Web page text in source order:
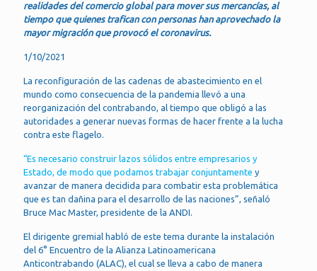
realidades del comercio global para mover sus mercancías, al
tiempo que quienes trafican con personas han aprovechado la
mayor migración que provocó el coronavirus.
1/10/2021
La reconfiguración de las cadenas de abastecimiento en el
mundo como consecuencia de la pandemia llevó a una
reorganización del contrabando, al tiempo que obligó a las
autoridades a generar nuevas formas de hacer frente a la lucha
contra este flagelo.
“Es necesario construir lazos sólidos entre empresarios y
Estado, de modo que podamos trabajar conjuntamente y
avanzar de manera decidida para combatir esta problemática
que es tan dañina para el desarrollo de las naciones”, señaló
Bruce Mac Master, presidente de la ANDI.
El dirigente gremial habló de este tema durante la instalación
del 6° Encuentro de la Alianza Latinoamericana
Anticontrabando (ALAC), el cual se lleva a cabo de manera